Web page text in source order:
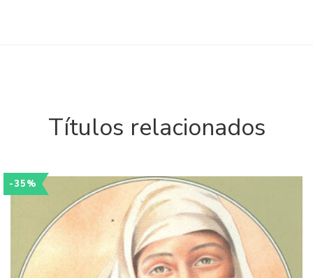
Títulos relacionados
-35%